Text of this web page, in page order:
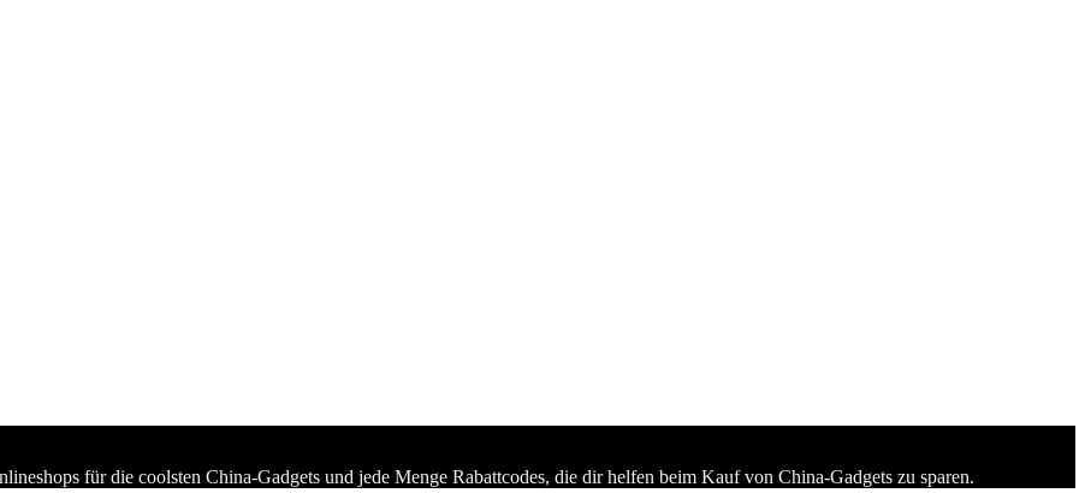
für die coolsten China-Gadgets und jede Menge Rabattcodes, die dir helfen beim Kauf von China-Gadgets zu sparen.